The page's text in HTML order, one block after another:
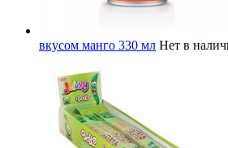
вкусом манго 330 мл Нет в